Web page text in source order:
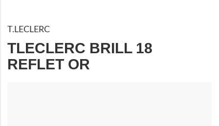
T.LECLERC
TLECLERC BRILL 18
REFLET OR